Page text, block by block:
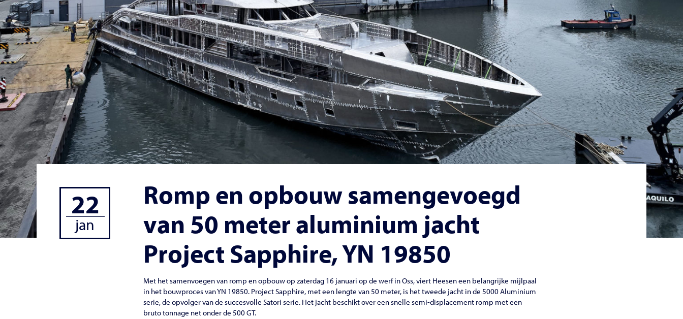
22
jan
Romp en opbouw samengevoegd
van 50 meter aluminium jacht
Project Sapphire, YN 19850
Met het samenvoegen van romp en opbouw op zaterdag 16 januari op de werf in Oss, viert Heesen een belangrijke mijlpaal
in het bouwproces van YN 19850. Project Sapphire, met een lengte van 50 meter, is het tweede jacht in de 5000 Aluminium
serie, de opvolger van de succesvolle Satori serie. Het jacht beschikt over een snelle semi-displacement romp met een
bruto tonnage net onder de 500 GT.